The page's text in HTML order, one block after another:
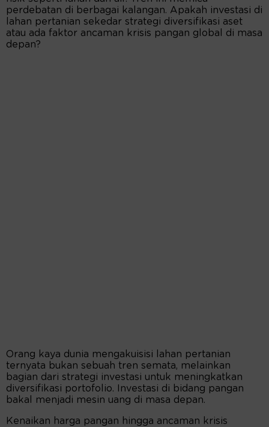
perdebatan di berbagai kalangan. Apakah investasi di
lahan pertanian sekedar strategi diversifikasi aset
atau ada faktor ancaman krisis pangan global di masa
depan?
Orang kaya dunia mengakuisisi lahan pertanian
ternyata bukan sebuah tren semata, melainkan
bagian dari strategi investasi untuk meningkatkan
diversifikasi portofolio. Investasi di bidang pangan
bakal menjadi mesin uang di masa depan.
Kenaikan harga pangan hingga ancaman krisis